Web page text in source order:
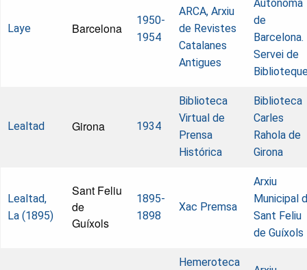
Laye Barcelona
1950-
1954
ARCA, Arxiu
de Revistes
Catalanes
Antigues
Autònoma
de
Barcelona.
Servei de
Lealtad Girona 1934
Biblioteca
Virtual de
Prensa
Histórica
Biblioteca
Carles
Rahola de
Girona
Lealtad,
La (1895)
Sant Feliu
de
Guíxols
1895-
1898
Xac Premsa
Arxiu
Municipal
Sant Feliu
de Guíxols
Hemeroteca